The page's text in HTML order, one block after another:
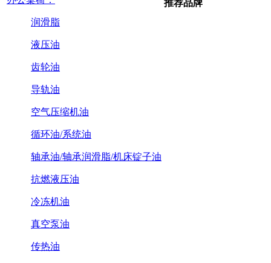
润滑脂
液压油
齿轮油
导轨油
空气压缩机油
循环油/系统油
轴承油/轴承润滑脂/机床锭子油
抗燃液压油
冷冻机油
真空泵油
传热油
推荐品牌